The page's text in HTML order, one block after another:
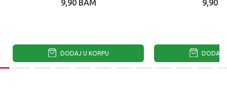
9,90 BAM
DODAJ U KORPU
9,90
DODAJ